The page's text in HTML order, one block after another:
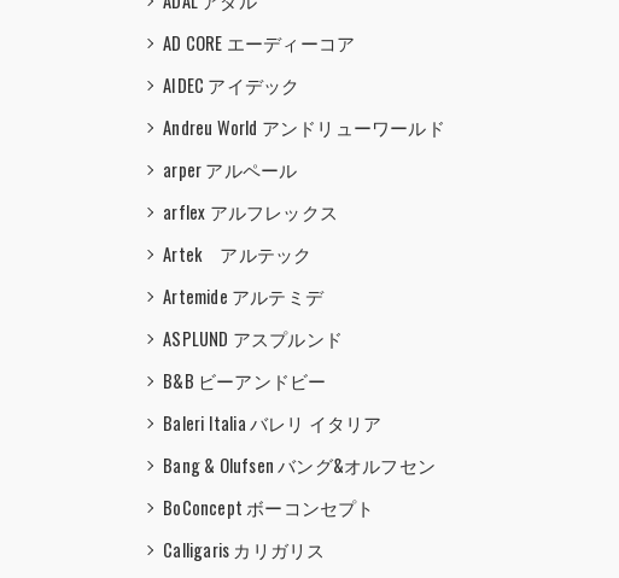
AD CORE エーディーコア
AIDEC アイデック
Andreu World アンドリューワールド
arper アルペール
arflex アルフレックス
Artek アルテック
Artemide アルテミデ
ASPLUND アスプルンド
B&B ビーアンドビー
Baleri Italia バレリ イタリア
Bang & Olufsen バング&オルフセン
BoConcept ボーコンセプト
Calligaris カリガリス